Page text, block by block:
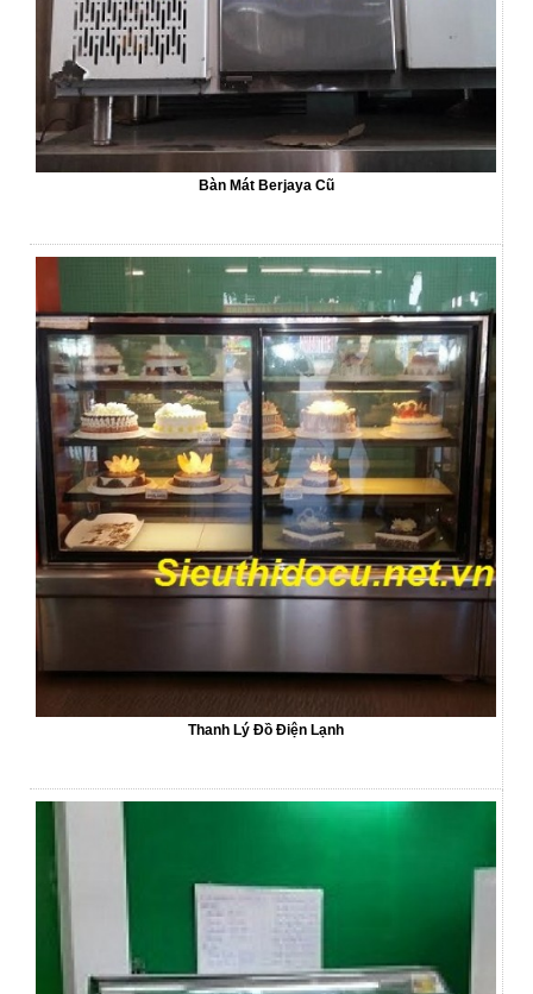
Bàn Mát Berjaya Cũ
Thanh Lý Đồ Điện Lạnh